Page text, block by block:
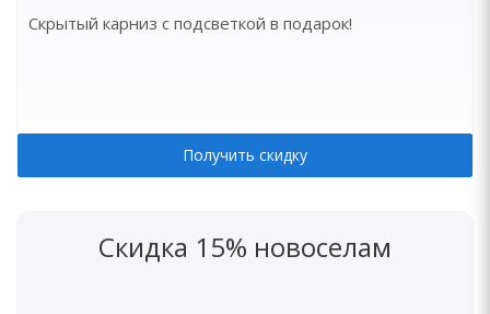
Скрытый карниз с подсветкой в подарок!
Получить скидку
Скидка 15% новоселам